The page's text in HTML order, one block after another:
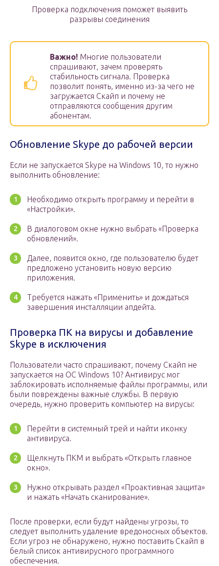
Проверка подключения поможет выявить
разрывы соединения
Важно! Многие пользователи
спрашивают, зачем проверять
стабильность сигнала. Проверка
позволит понять, именно из-за чего не
загружается Скайп и почему не
отправляются сообщения другим
абонентам.
Обновление Skype до рабочей версии
Если не запускается Skype на Windows 10, то нужно
выполнить обновление:
Необходимо открыть программу и перейти в
«Настройки».
В диалоговом окне нужно выбрать «Проверка
обновлений».
Далее, появится окно, где пользователю будет
предложено установить новую версию
приложения.
Требуется нажать «Применить» и дождаться
завершения инсталляции апдейта.
Проверка ПК на вирусы и добавление
Skype в исключения
Пользователи часто спрашивают, почему Скайп не
запускается на ОС Windows 10? Антивирус мог
заблокировать исполняемые файлы программы, или
были повреждены важные службы. В первую
очередь, нужно проверить компьютер на вирусы:
Перейти в системный трей и найти иконку
антивируса.
Щелкнуть ПКМ и выбрать «Открыть главное
окно».
Нужно открывать раздел «Проактивная защита»
и нажать «Начать сканирование».
После проверки, если будут найдены угрозы, то
следует выполнить удаление вредоносных объектов.
Если угроз не обнаружено, нужно поставить Скайп в
белый список антивирусного программного
обеспечения.